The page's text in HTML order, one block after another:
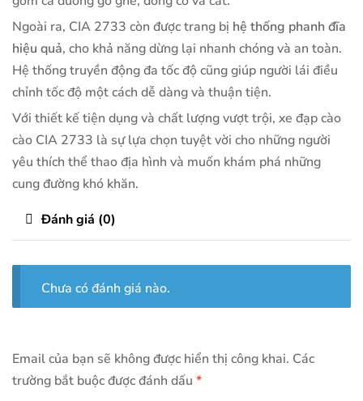
Ngoài ra, CIA 2733 còn được trang bị hệ thống phanh đĩa
hiệu quả, cho khả năng dừng lại nhanh chóng và an toàn.
Hệ thống truyền động đa tốc độ cũng giúp người lái điều
chỉnh tốc độ một cách dễ dàng và thuận tiện.
Với thiết kế tiện dụng và chất lượng vượt trội, xe đạp cào
cào CIA 2733 là sự lựa chọn tuyệt vời cho những người
yêu thích thể thao địa hình và muốn khám phá những
cung đường khó khăn.
Đánh giá (0)
Chưa có đánh giá nào.
Email của bạn sẽ không được hiển thị công khai. Các
trường bắt buộc được đánh dấu *